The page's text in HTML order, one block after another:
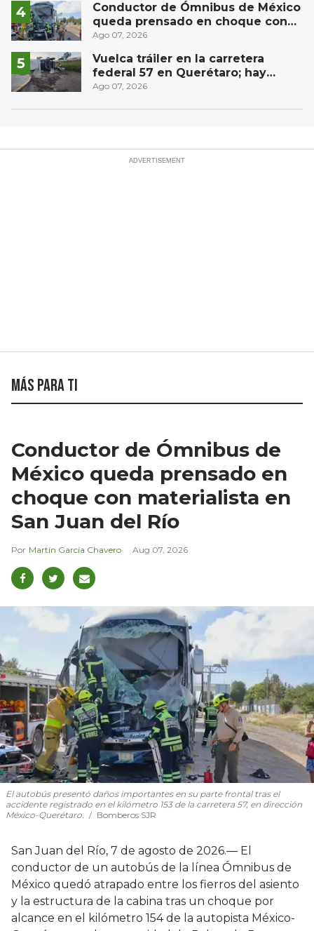
Conductor de Ómnibus de México
queda prensado en choque con
materialista en San Juan del Río
Ago 07, 2026
Vuelca tráiler en la carretera
federal 57 en Querétaro; hay
derrame de combustible
Ago 07, 2026
Más para ti
Conductor de Ómnibus de
México queda prensado en
choque con materialista en
San Juan del Río
Martín García Chavero Aug 07, 2026
El autobús presentó daños importantes en su parte frontal tras el
accidente registrado en el kilómetro 153 de la carretera 57, en dirección
México-Querétaro.
Bomberos SJR
San Juan del Río, 7 de agosto de 2026.— El
conductor de un autobús de la línea Ómnibus de
México quedó atrapado entre los fierros del asiento
y la estructura de la cabina tras un choque por
alcance en el kilómetro 154 de la autopista México-